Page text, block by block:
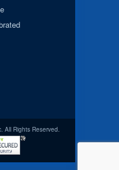
All Rights Reserved.